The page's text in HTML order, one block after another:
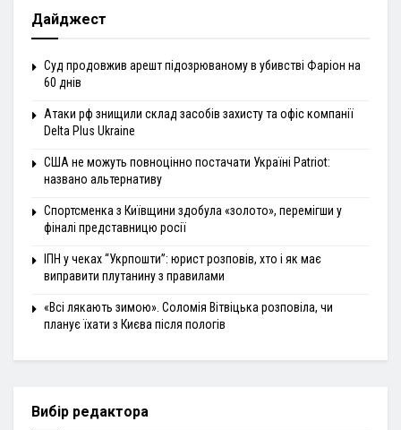
Дайджест
Суд продовжив арешт підозрюваному в убивстві Фаріон на
60 днів
Атаки рф знищили склад засобів захисту та офіс компанії
Delta Plus Ukraine
США не можуть повноцінно постачати Україні Patriot:
названо альтернативу
Спортсменка з Київщини здобула «золото», перемігши у
фіналі представницю росії
ІПН у чеках “Укрпошти”: юрист розповів, хто і як має
виправити плутанину з правилами
«Всі лякають зимою». Соломія Вітвіцька розповіла, чи
планує їхати з Києва після пологів
Вибір редактора